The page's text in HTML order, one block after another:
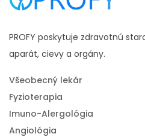
PROFY poskytuje zdravotnú
aparát, cievy a orgány.
Všeobecný lekár
Fyzioterapia
Imuno-Alergológia
Angiológia